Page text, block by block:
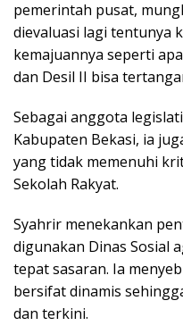
pemerintah pusat,
dievaluasi lagi tentunya
kemajuannya seperti
dan Desil II bisa
Sebagai anggota
Kabupaten Bekasi, ia
yang tidak memenuhi
Sekolah Rakyat.
Syahrir menekankan
digunakan Dinas Sosial
tepat sasaran. Ia
bersifat dinamis
dan terkini.